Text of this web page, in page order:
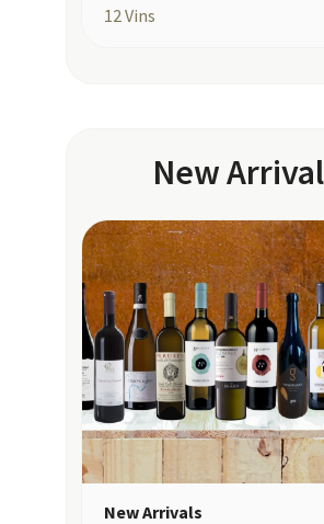
12Vins
New
New Arrivals